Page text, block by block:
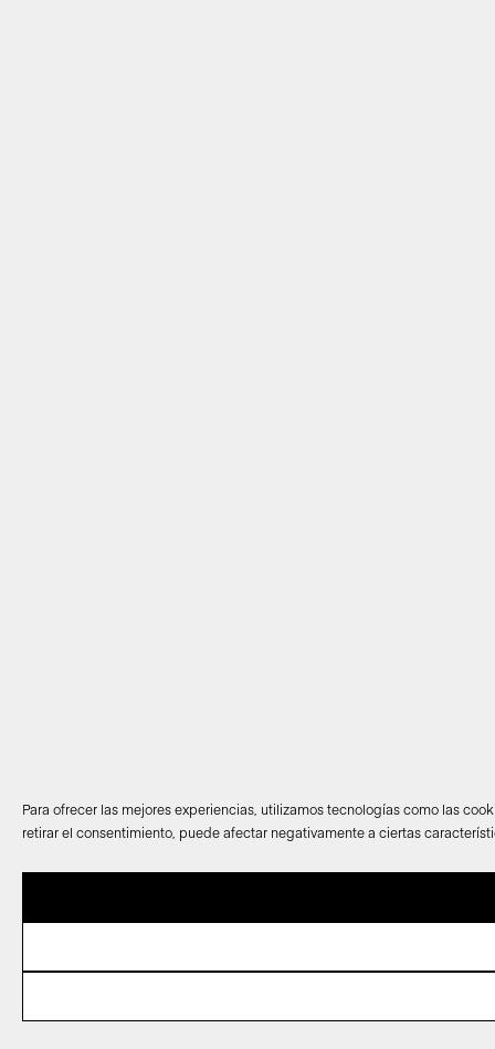
Para ofrecer las mejores experiencias, utilizamos tecnologías como las
retirar el consentimiento, puede afectar negativamente a ciertas